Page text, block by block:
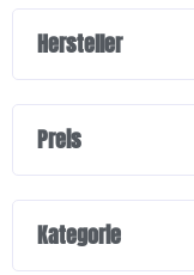
Hersteller
Preis
Kategorie